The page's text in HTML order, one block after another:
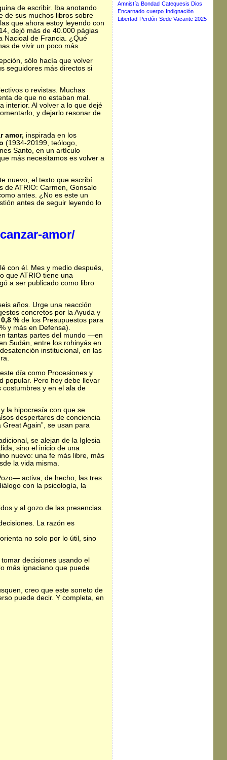
de escribir. Iba anotando
de sus muchos libros sobre
que ahora estoy leyendo con
dejó más de 40.000 págias
Nacioal de Francia. ¿Qué
de vivir un poco más.
sólo hacía que volver
seguidores más directos si
o revistas. Muchas
de que no estaban mal.
interior. Al volver a lo que dejé
y dejarlo resonar de
amor, inspirada en los
(1934-20199, teólogo,
Santo, en un artículo
más necesitamos es volver a
nuevo, el texto que escribí
de ATRIO: Carmen, Gonsalo
antes. ¿No es este un
antes de seguir leyendo lo
amor/
con él. Mes y medio después,
que ATRIO tiene una
a ser publicado como libro
años. Urge una reacción
concretos por la Ayuda y
0,8 %de los Presupuestos para
y más en Defensa).
tantas partes del mundo —en
Sudán, entre los rohinyás en
institucional, en las
día como Procesiones y
popular. Pero hoy debe llevar
y en el ala de
la hipocresía con que se
despertares de conciencia
Again”, se usan para
se alejan de la Iglesia
sino el inicio de una
nuevo: una fe más libre, más
la vida misma.
activa, de hecho, las tres
con la psicología, la
y al gozo de las presencias.
La razón es
no solo por lo útil, sino
decisiones usando el
más ignaciano que puede
creo que este soneto de
puede decir. Y completa, en
Amnistía Bondad Catequesis Dios
Encarnado cuerpo Indignación
Libertad Perdón Sede Vacante 2025